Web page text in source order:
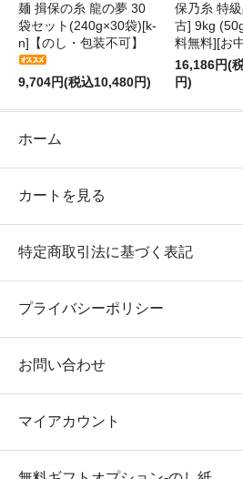
麺 揖保の糸 龍の夢 30
袋セット(240g×30袋)[k-
n]【のし・包装不可】
9,704円(税込10,480円)
保乃糸 特
古] 9kg
料無料][お
16,186円(
円)
ホーム
カートを見る
特定商取引法に基づく表記
プライバシーポリシー
お問い合わせ
マイアカウント